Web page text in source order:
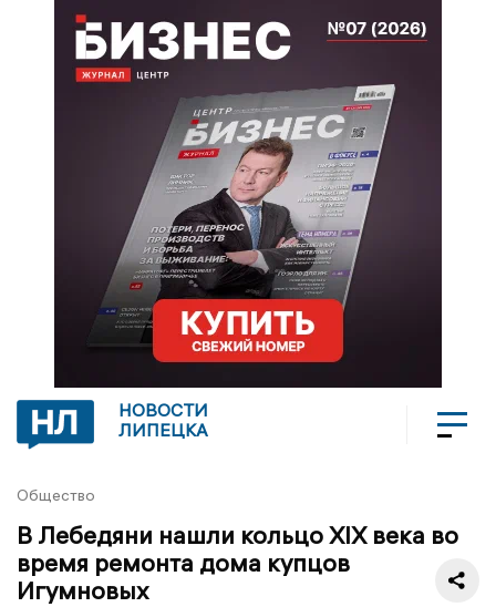
НОВОСТИ
ЛИПЕЦКА
Общество
В Лебедяни нашли кольцо XIX века во
время ремонта дома купцов
Игумновых